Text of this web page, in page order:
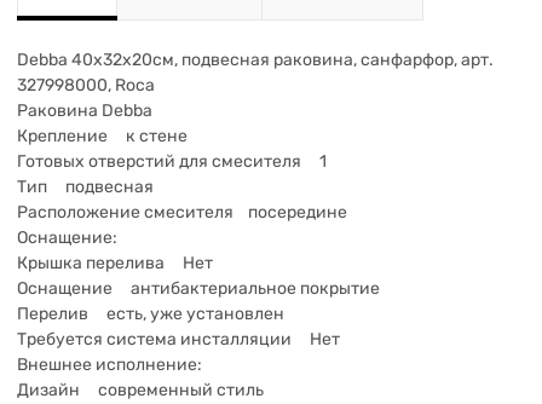
Debba 40х32х20см, подвесная раковина, санфарфор, арт.
327998000, Roca
Раковина Debba
Крепление к стене
Готовых отверстий для смесителя 1
Тип подвесная
Расположение смесителя посередине
Оснащение:
Крышка перелива Нет
Оснащение антибактериальное покрытие
Перелив есть, уже установлен
Требуется система инсталляции Нет
Внешнее исполнение:
Дизайн современный стиль